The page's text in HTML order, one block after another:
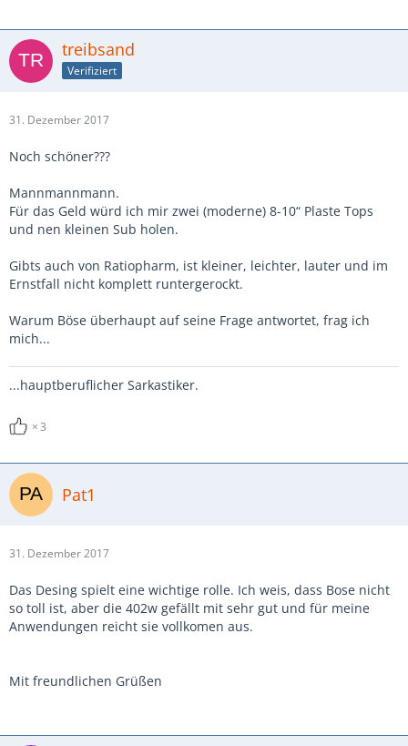
treibsand
Verifiziert
31. Dezember 2017
Noch schöner???
Mannmannmann.
Für das Geld würd ich mir zwei (moderne) 8-10“ Plaste Tops
und nen kleinen Sub holen.
Gibts auch von Ratiopharm, ist kleiner, leichter, lauter und im
Ernstfall nicht komplett runtergerockt.
Warum Böse überhaupt auf seine Frage antwortet, frag ich
mich...
...hauptberuflicher Sarkastiker.
3
Pat1
31. Dezember 2017
Das Desing spielt eine wichtige rolle. Ich weis, dass Bose nicht
so toll ist, aber die 402w gefällt mit sehr gut und für meine
Anwendungen reicht sie vollkomen aus.
Mit freundlichen Grüßen